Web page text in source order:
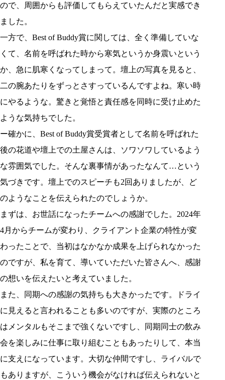
ので、周囲からも評価してもらえていたんだと実感でき
ました。
一方で、Best of Buddy賞に関しては、全く準備していな
くて、名前を呼ばれた時から寒気というか身震いという
か、急に肌寒くなってしまって。壇上の写真を見ると、
二の腕あたりをずっとさすっているんですよね。寒い時
にやるような。驚きと覚悟と責任感を同時に受け止めた
ような気持ちでした。
ー確かに、Best of Buddy賞受賞者として名前を呼ばれた
後の花道や壇上での土屋さんは、ソワソワしているよう
な雰囲気でした。そんな裏事情があったなんて…という
気づきです。壇上でのスピーチも2回ありましたが、ど
のようなことを伝えられたのでしょうか。
まずは、お世話になったチームへの感謝でした。2024年
4月からチームが変わり、クライアント企業の特性が変
わったことで、当初はなかなか成果を上げられなかった
のですが、私を育て、導いていただいた皆さんへ、感謝
の想いを伝えたいと考えていました。
また、同期への感謝の気持ちも大きかったです。ドライ
に見えると言われることも多いのですが、実際のところ
はメンタルもそこまで強くないですし、同期同士の飲み
会を楽しみに仕事に取り組むこともあったりして、本当
に支えになっています。大切な仲間ですし、ライバルで
もありますが、こういう機会がなければ伝えられないと